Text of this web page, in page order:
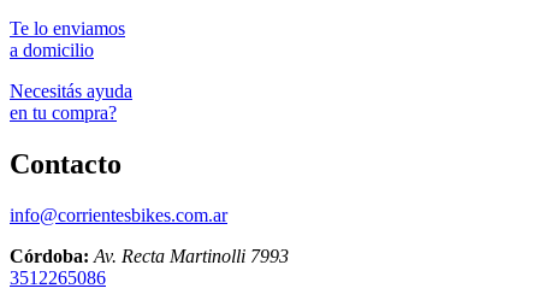
Te lo enviamos
a domicilio
Necesitás ayuda
en tu compra?
Contacto
info@corrientesbikes.com.ar
Córdoba: Av. Recta Martinolli 7993
3512265086